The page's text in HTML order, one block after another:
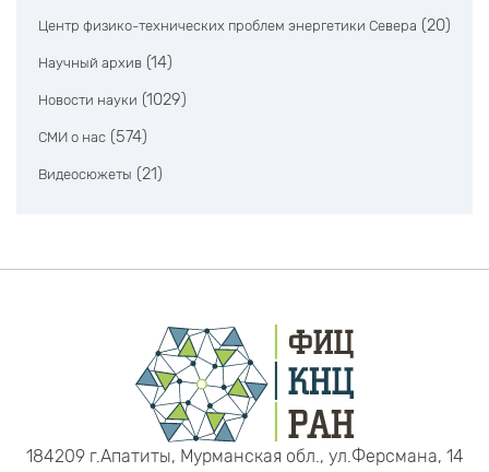
Центр физико-технических проблем энергетики Севера (20)
Научный архив (14)
Новости науки (1029)
СМИ о нас (574)
Видеосюжеты (21)
184209 г.Апатиты, Мурманская обл., ул.Ферсмана, 14